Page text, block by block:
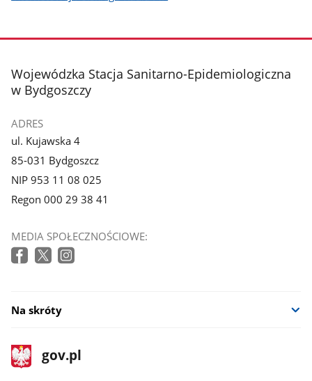
stopka
Wojewódzka Stacja Sanitarno-Epidemiologiczna
w Bydgoszczy
ADRES
ul. Kujawska 4
85-031 Bydgoszcz
NIP 953 11 08 025
Regon 000 29 38 41
MEDIA SPOŁECZNOŚCIOWE:
Na skróty
stopka
gov.pl
Strona
gov.pl